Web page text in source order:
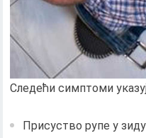
Следећи симптоми
Присуство рупе у